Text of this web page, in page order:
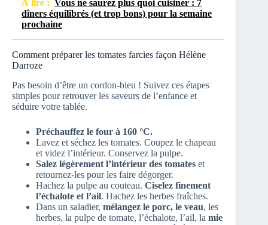
À lire : Vous ne saurez plus quoi cuisiner : 7
dîners équilibrés (et trop bons) pour la semaine
prochaine
Comment préparer les tomates farcies façon Hélène
Darroze
Pas besoin d’être un cordon-bleu ! Suivez ces étapes
simples pour retrouver les saveurs de l’enfance et
séduire votre tablée.
Préchauffez le four à 160 °C.
Lavez et séchez les tomates. Coupez le chapeau
et videz l’intérieur. Conservez la pulpe.
Salez légèrement l’intérieur des tomates et
retournez-les pour les faire dégorger.
Hachez la pulpe au couteau. Ciselez finement
l’échalote et l’ail. Hachez les herbes fraîches.
Dans un saladier, mélangez le porc, le veau, les
herbes, la pulpe de tomate, l’échalote, l’ail, la mie